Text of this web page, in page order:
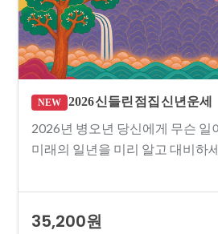
NEW 2026 신들린 점집 신년운세
2026년 병오년 당신에게 무슨 일
미래의 일년을 미리 알고 대비하
35,200원